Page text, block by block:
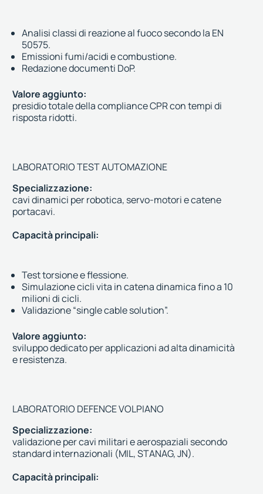
Analisi classi di reazione al fuoco secondo la EN
50575.
Emissioni fumi/acidi e combustione.
Redazione documenti DoP.
Valore aggiunto:
presidio totale della compliance CPR con tempi di
risposta ridotti.
LABORATORIO TEST AUTOMAZIONE
Specializzazione:
cavi dinamici per robotica, servo-motori e catene
portacavi.
Capacità principali:
Test torsione e flessione.
Simulazione cicli vita in catena dinamica fino a 10
milioni di cicli.
Validazione “single cable solution”.
Valore aggiunto:
sviluppo dedicato per applicazioni ad alta dinamicità
e resistenza.
LABORATORIO DEFENCE VOLPIANO
Specializzazione:
validazione per cavi militari e aerospaziali secondo
standard internazionali (MIL, STANAG, JN).
Capacità principali: